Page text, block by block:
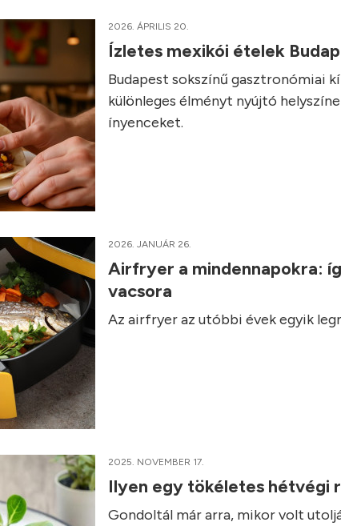
2026. ÁPRILIS 20.
Ízletes mexikói ételek
Budapest sokszínű gasztronómiai
különleges élményt nyújtó
ínyenceket.
2026. JANUÁR 26.
Airfryer a mindennapokra:
vacsora
Az airfryer az utóbbi évek egyik
2025. NOVEMBER 17.
Ilyen egy tökéletes hétvégi
Gondoltál már arra, mikor volt